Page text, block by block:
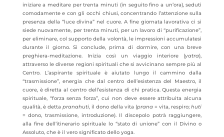
iniziare a meditare per trenta minuti (in seguito fino a un’ora), seduti
comodamente e con gli occhi chiusi, concentrando l’attenzione sulla
presenza della “luce divina” nel cuore. A fine giornata lavorativa ci si
siede nuovamente, per trenta minuti, per un lavoro di “purificazione”,
per eliminare, col supporto della volontà, le impressioni accumulatesi
durante il giorno. Si conclude, prima di dormire, con una breve
preghiera-meditazione. Inizia così un viaggio interiore (yatra),
attraverso le diverse regioni spirituali che si avvicinano sempre più al
Centro. L’aspirante spirituale è aiutato lungo il cammino dalla
“trasmissione”, energia che dal centro dell’esistenza del Maestro, il
cuore, è diretta al centro dell’esistenza di chi pratica. Questa energia
spirituale, “forza senza forza”, cui non deve essere attribuita alcuna
qualità, è detta pranahuti, il dono della vita (prana = vita, respiro;huti
= dono, trasmissione, introduzione). Il discepolo potrà raggiungere,
alla fine dell’itinerario spirituale lo “stato di unione” con il Divino o
Assoluto, che è il vero significato dello yoga.